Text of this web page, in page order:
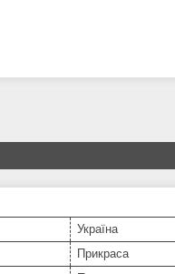
Україна
Прикраса